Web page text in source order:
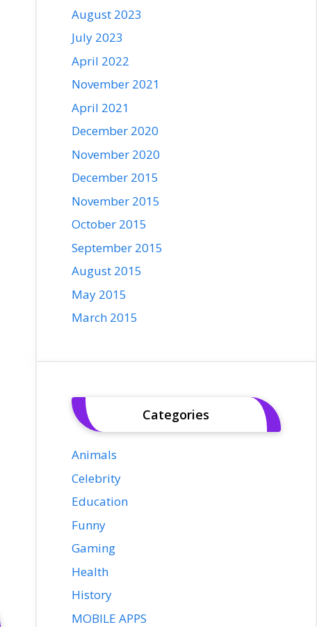
August 2023
July 2023
April 2022
November 2021
April 2021
December 2020
November 2020
December 2015
November 2015
October 2015
September 2015
August 2015
May 2015
March 2015
Categories
Animals
Celebrity
Education
Funny
Gaming
Health
History
MOBILE APPS